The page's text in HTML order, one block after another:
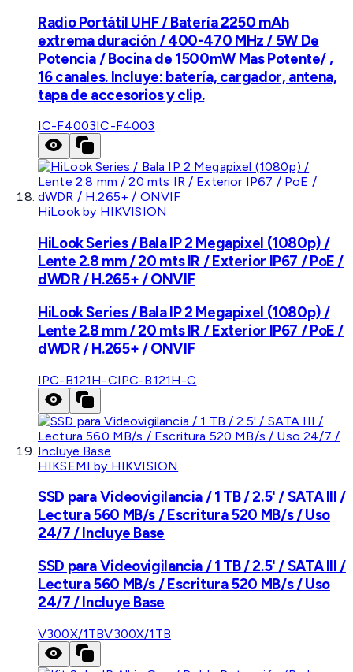
Radio Portátil UHF / Batería 2250 mAh
extrema duración / 400-470 MHz / 5W De
Potencia / Bocina de 1500mW Mas Potente/ ,
16 canales. Incluye: batería, cargador, antena,
tapa de accesorios y clip.
IC-F4003IC-F4003
HiLook by HIKVISION
HiLook Series / Bala IP 2 Megapixel (1080p) /
Lente 2.8 mm / 20 mts IR / Exterior IP67 / PoE /
dWDR / H.265+ / ONVIF
HiLook Series / Bala IP 2 Megapixel (1080p) /
Lente 2.8 mm / 20 mts IR / Exterior IP67 / PoE /
dWDR / H.265+ / ONVIF
IPC-B121H-CIPC-B121H-C
HIKSEMI by HIKVISION
SSD para Videovigilancia / 1 TB / 2.5' / SATA III /
Lectura 560 MB/s / Escritura 520 MB/s / Uso
24/7 / Incluye Base
SSD para Videovigilancia / 1 TB / 2.5' / SATA III /
Lectura 560 MB/s / Escritura 520 MB/s / Uso
24/7 / Incluye Base
V300X/1TBV300X/1TB